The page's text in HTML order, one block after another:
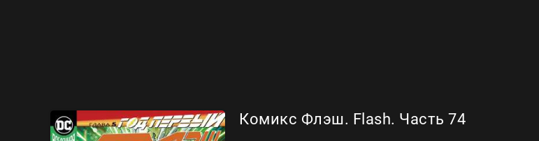
Комикс Флэш. Flash. Часть 74